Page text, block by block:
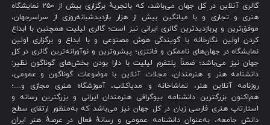
گالری آنلاین در کل جهان می‌باشد، که باتجربهٔ برگزاری بیش از ۲۵۰ نمایشگاه
هنری و تجاری و با میانگین بیش از هزار بازدیدشبانه‌روزی از سراسرجهان،
موفق‌ترین و پربازدیدترین گالری ایرانی نیز است؛ گالری لیلیت همچنین با ابداع
کردن اولین نگارخانه با گویندگی هوش مصنوعی و با ابداع و برگزاری اولین
نمایشگاه در جهان‌های ناممکن و فانتزی؛ پیشروترین و نوآورانه‌ترین گالری در کل
جهان نیز می‌باشد؛ ضمناً پلتفرم لیلیت با دارا بودن بخش‌های گوناگون نظیر:
دانشنامه هنر و هنرمندان، مجلات آنلاین با موضوعات گوناگون و عمومی،
روزنامه آنلاین هنر، تماشاخانه و مدیاکلاب، آموزشگاه هنری مجازی و…؛
هم‌اکنون بزرگترین دانشنامه بیوگرافی هنرمندان ایرانی و بزرگترین رسانه و
استارتاپ هنری فارسی زبان در کل جهان نیز می‌باشد که به‌منظور ارتقای سطح
دانش جامعه، به‌عنوان دانشنامه عمومی و رسانهٔ فعال در عرصهٔ هنر ایران